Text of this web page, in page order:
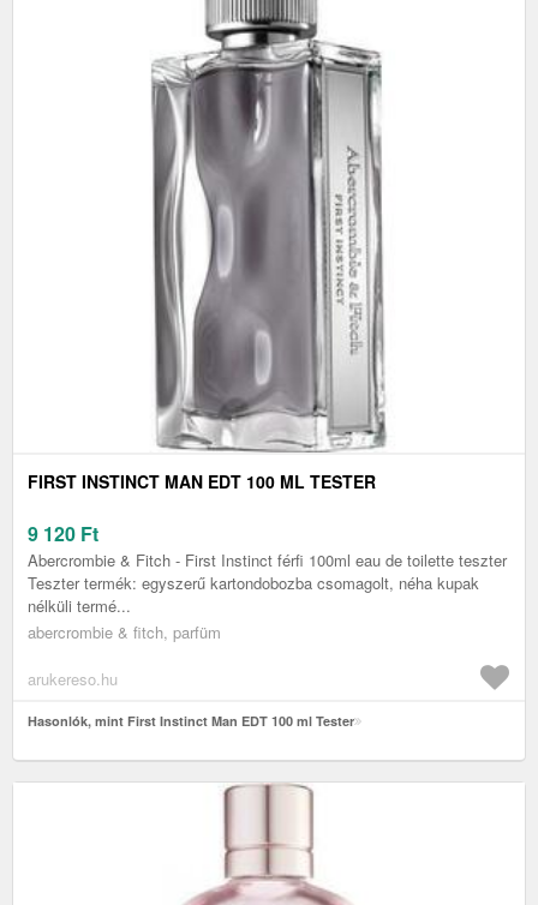
FIRST INSTINCT MAN EDT 100 ML TESTER
9 120 Ft
Abercrombie & Fitch - First Instinct férfi 100ml eau de toilette teszter
Teszter termék: egyszerű kartondobozba csomagolt, néha kupak
nélküli termé...
abercrombie & fitch, parfüm
arukereso.hu
Hasonlók, mint First Instinct Man EDT 100 ml Tester